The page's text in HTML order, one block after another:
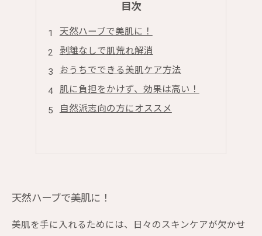
目次
天然ハーブで美肌に！
剥離なしで肌荒れ解消
おうちでできる美肌ケア方法
肌に負担をかけず、効果は高い！
自然派志向の方にオススメ
天然ハーブで美肌に！
美肌を手に入れるためには、日々のスキンケアが欠かせ